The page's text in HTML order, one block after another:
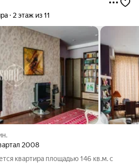
2 этаж из 11
2008
квартира площадью 146 кв.м. с